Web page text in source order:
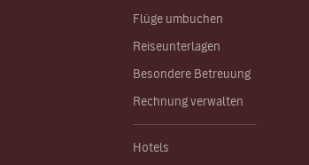
Flüge umbuchen
Reiseunterlagen
Besondere Betreuung
Rechnung verwalten
Hotels